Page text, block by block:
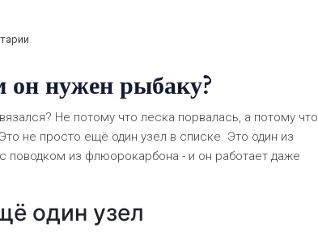
он нужен рыбаку?
Не потому что леска порвалась, а потому что
не просто ещё один узел в списке. Это один из
поводком из флюорокарбона - и он работает даже
один узел